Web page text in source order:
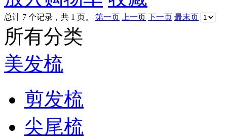
总计 7 个记录，共 1 页。 第一页 上一页 下一页 最末页
所有分类
美发梳
剪发梳
尖尾梳